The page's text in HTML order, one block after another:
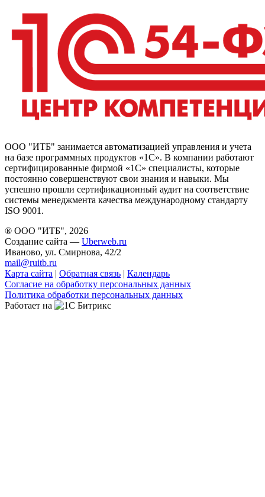
ООО "ИТБ" занимается автоматизацией управления и учета
на базе программных продуктов «1С». В компании работают
сертифицированные фирмой «1С» специалисты, которые
постоянно совершенствуют свои знания и навыки. Мы
успешно прошли сертификационный аудит на соответствие
системы менеджмента качества международному стандарту
ISO 9001.
® ООО "ИТБ", 2026
Создание сайта — Uberweb.ru
Иваново, ул. Смирнова, 42/2
mail@ruitb.ru
Карта сайта | Обратная связь | Календарь
Согласие на обработку персональных данных
Политика обработки персональных данных
Работает на